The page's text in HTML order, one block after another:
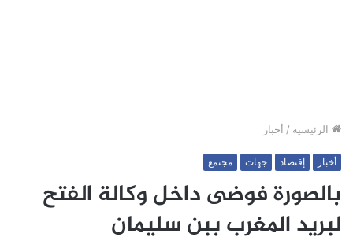
الرئيسية / أخبار
أخبار إقتصاد جهات مجتمع
بالصورة فوضى داخل وكالة الفتح
لبريد المغرب ببن سليمان